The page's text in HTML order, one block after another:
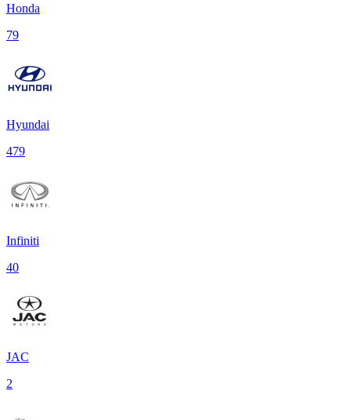
Honda
79
Hyundai
479
Infiniti
40
JAC
2